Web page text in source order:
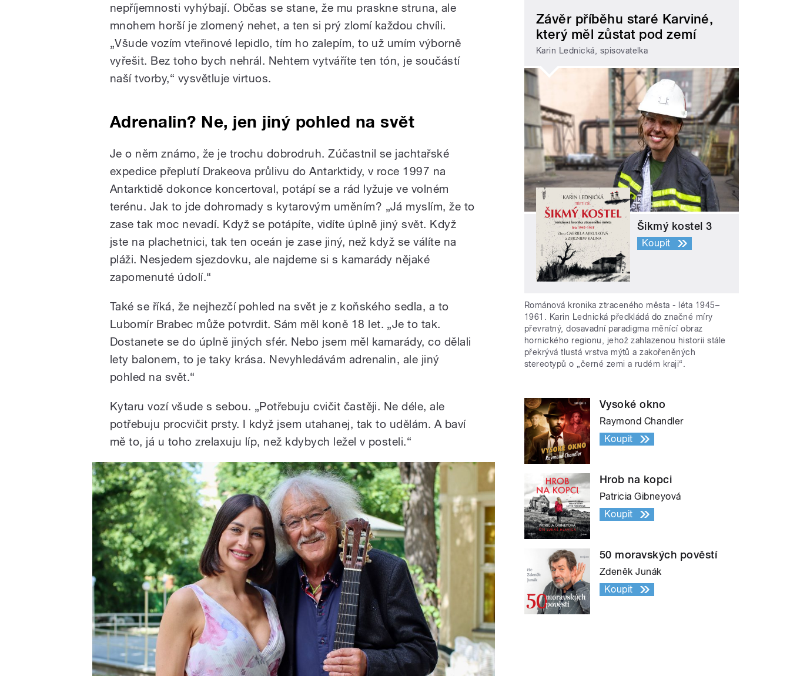
nepříjemnosti vyhýbají. Občas se stane, že mu praskne struna, ale
mnohem horší je zlomený nehet, a ten si prý zlomí každou chvíli.
„Všude vozím vteřinové lepidlo, tím ho zalepím, to už umím výborně
vyřešit. Bez toho bych nehrál. Nehtem vytváříte ten tón, je součástí
naší tvorby,“ vysvětluje virtuos.
Adrenalin? Ne, jen jiný pohled na svět
Je o něm známo, že je trochu dobrodruh. Zúčastnil se jachtařské
expedice přeplutí Drakeova průlivu do Antarktidy, v roce 1997 na
Antarktidě dokonce koncertoval, potápí se a rád lyžuje ve volném
terénu. Jak to jde dohromady s kytarovým uměním? „Já myslím, že to
zase tak moc nevadí. Když se potápíte, vidíte úplně jiný svět. Když
jste na plachetnici, tak ten oceán je zase jiný, než když se válíte na
pláži. Nesjedem sjezdovku, ale najdeme si s kamarády nějaké
zapomenuté údolí.“
Také se říká, že nejhezčí pohled na svět je z koňského sedla, a to
Lubomír Brabec může potvrdit. Sám měl koně 18 let. „Je to tak.
Dostanete se do úplně jiných sfér. Nebo jsem měl kamarády, co dělali
lety balonem, to je taky krása. Nevyhledávám adrenalin, ale jiný
pohled na svět.“
Kytaru vozí všude s sebou. „Potřebuju cvičit častěji. Ne déle, ale
potřebuju procvičit prsty. I když jsem utahanej, tak to udělám. A baví
mě to, já u toho zrelaxuju líp, než kdybych ležel v posteli.“
Závěr příběhu staré Karviné,
který měl zůstat pod zemí
Karin Lednická, spisovatelka
Šikmý kostel 3
Koupit
Románová kronika ztraceného města - léta 1945–
1961. Karin Lednická předkládá do značné míry
převratný, dosavadní paradigma měnící obraz
hornického regionu, jehož zahlazenou historii stále
překrývá tlustá vrstva mýtů a zakořeněných
stereotypů o „černé zemi a rudém kraji“.
Vysoké okno
Raymond Chandler
Koupit
Hrob na kopci
Patricia Gibneyová
Koupit
50 moravských pověstí
Zdeněk Junák
Koupit